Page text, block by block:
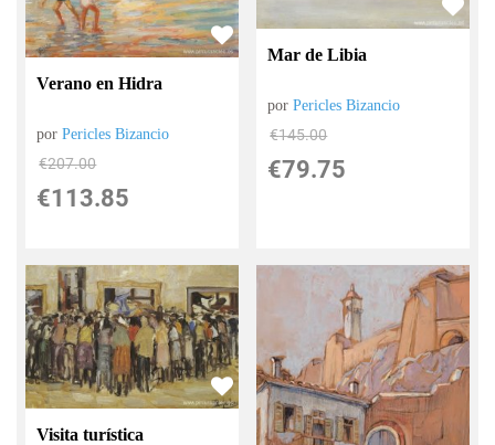
Verano en Hidra
porPericles Bizancio
€207.00
€113.85
Mar de Libia
porPericles Bizancio
€145.00
€79.75
Visita turística